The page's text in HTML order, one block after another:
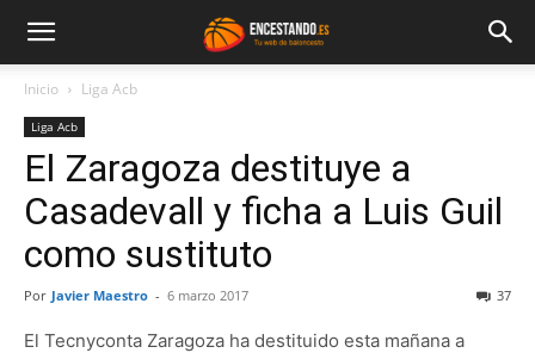
Inicio Liga Acb
Liga Acb
El Zaragoza destituye a
Casadevall y ficha a Luis Guil
como sustituto
Por Javier Maestro - 6 marzo 2017 37
El Tecnyconta Zaragoza ha destituido esta mañana a